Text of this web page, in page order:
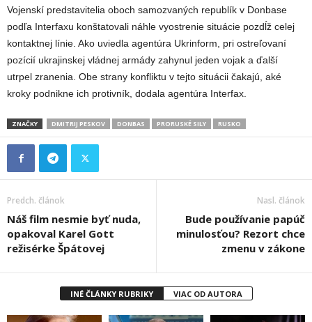
Vojenskí predstavitelia oboch samozvaných republík v Donbase
podľa Interfaxu konštatovali náhle vyostrenie situácie pozdĺž celej
kontaktnej línie. Ako uviedla agentúra Ukrinform, pri ostreľovaní
pozícií ukrajinskej vládnej armády zahynul jeden vojak a ďalší
utrpel zranenia. Obe strany konfliktu v tejto situácii čakajú, aké
kroky podnikne ich protivník, dodala agentúra Interfax.
ZNAČKY DMITRIJ PESKOV DONBAS PRORUSKÉ SILY RUSKO
Predch. článok
Náš film nesmie byť nuda,
opakoval Karel Gott
režisérke Špátovej
Nasl. článok
Bude používanie papúč
minulosťou? Rezort chce
zmenu v zákone
INÉ ČLÁNKY RUBRIKY VIAC OD AUTORA